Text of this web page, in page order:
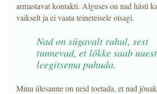
armastavat kontakti. Alguses on nad hästi
vaikselt ja ei vaata teineteisele otsagi.
Nad on sügavalt rahul, sest
tunnevad, et lõkke saab
leegitsema puhuda.
Minu ülesanne on neid toetada, et nad